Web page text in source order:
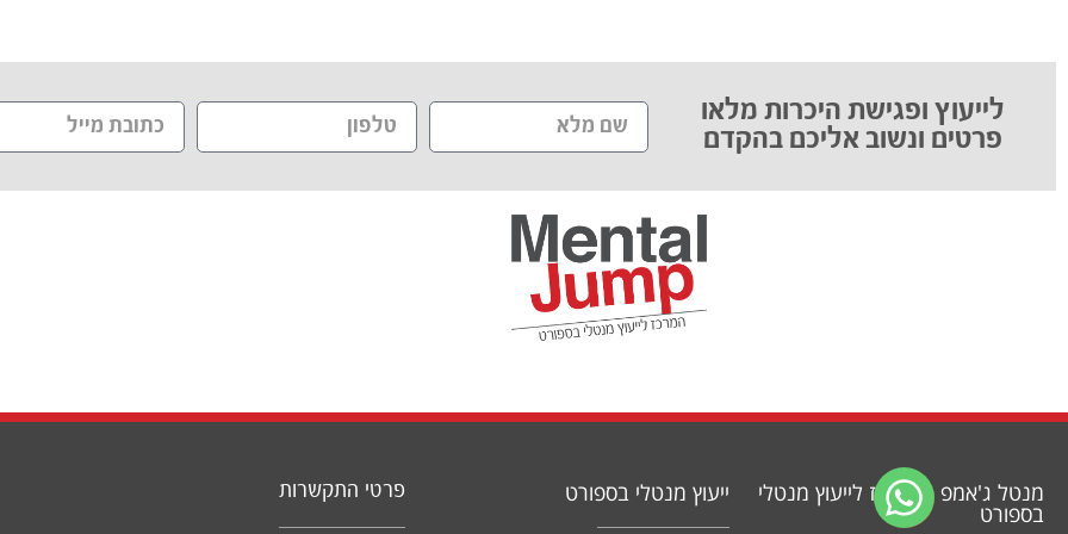
לייעוץ ופגישת היכרות מלאו
פרטים ונשוב אליכם בהקדם​
מנטל ג'אמפ - המרכז לייעוץ מנטלי
בספורט
ייעוץ מנטלי בספורט פרטי התקשרות